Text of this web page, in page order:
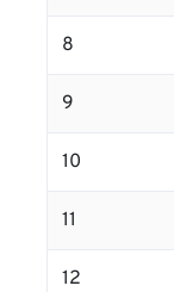
8
9
10
11
12